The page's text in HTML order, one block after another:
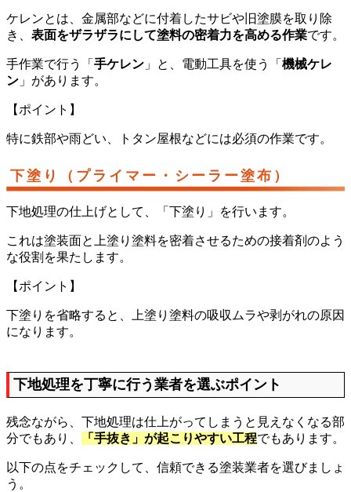
ケレンとは、金属部などに付着したサビや旧塗膜を取り除
き、 表面をザラザラにして塗料の密着力を高める作業です。
手作業で行う「 手ケレン 」と、電動工具を使う「 機械ケレ
ン 」があります。
【ポイント】
特に鉄部や雨どい、トタン屋根などには必須の作業です。
下塗り（プライマー・シーラー塗布）
下地処理の仕上げとして、「下塗り」を行います。
これは塗装面と上塗り塗料を密着させるための接着剤のよう
な役割を果たします。
【ポイント】
下塗りを省略すると、上塗り塗料の吸収ムラや剥がれの原因
になります。
下地処理を丁寧に行う業者を選ぶポイント
残念ながら、下地処理は仕上がってしまうと見えなくなる部
分でもあり、
「手抜き」が起こりやすい工程でもあります。
以下の点をチェックして、信頼できる塗装業者を選びましょ
う。